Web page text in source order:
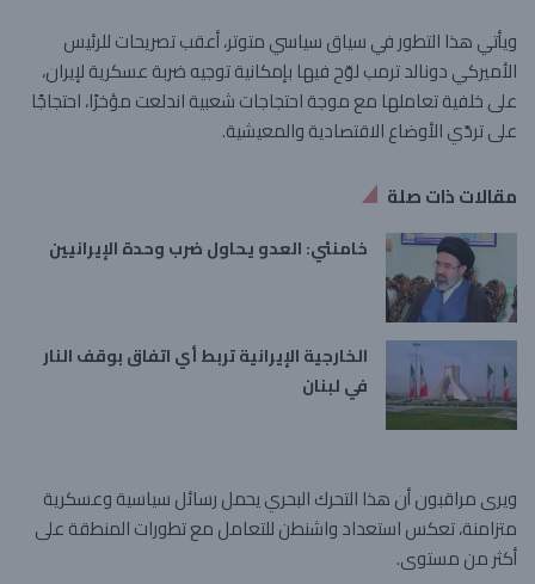
ويأتي هذا التطور في سياق سياسي متوتر، أعقب تصريحات للرئيس
الأميركي دونالد ترمب لوّح فيها بإمكانية توجيه ضربة عسكرية لإيران،
على خلفية تعاملها مع موجة احتجاجات شعبية اندلعت مؤخرًا، احتجاجًا
على تردّي الأوضاع الاقتصادية والمعيشية.
مقالات ذات صلة
خامنئي: العدو يحاول ضرب وحدة الإيرانيين
الخارجية الإيرانية تربط أي اتفاق بوقف النار
في لبنان
ويرى مراقبون أن هذا التحرك البحري يحمل رسائل سياسية وعسكرية
متزامنة، تعكس استعداد واشنطن للتعامل مع تطورات المنطقة على
أكثر من مستوى.